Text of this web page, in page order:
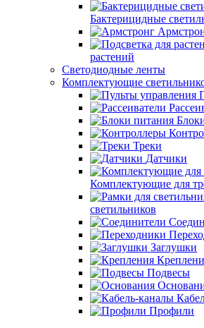
Бактерицидные
растений
Светодиодные ленты
Комплектующие
Треки
Датчики
Комплектующие для
светильников
Заглушки
Подвесы
Профили